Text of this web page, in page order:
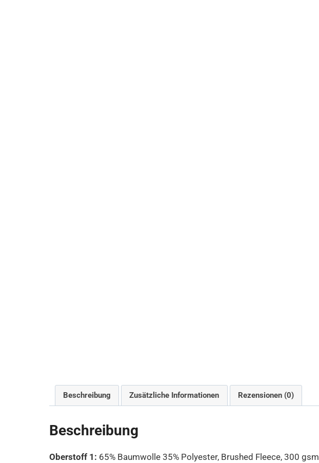
Beschreibung Zusätzliche Informationen Rezensionen (0)
Beschreibung
Oberstoff 1: 65% Baumwolle 35% Polyester, Brushed Fleece, 300 gsm